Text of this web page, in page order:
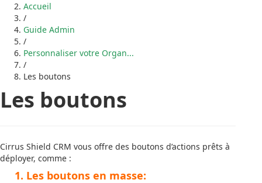
Accueil
/
Guide Admin
/
Personnaliser votre Organ...
/
Les boutons
Les boutons
Cirrus Shield CRM vous offre des boutons d’actions prêts à
déployer, comme :
1. Les boutons en masse: